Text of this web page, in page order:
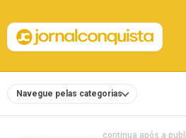
Navegue pelas categorias
continua após a